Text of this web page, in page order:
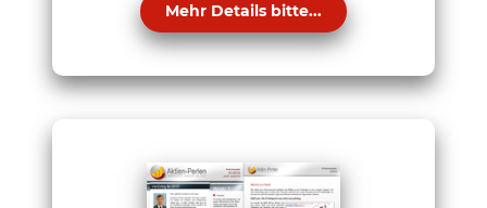
Mehr Details bitte...